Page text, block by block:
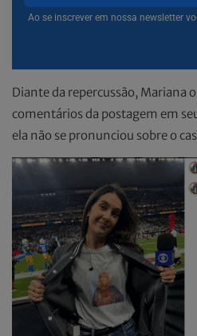
Ao se inscrever em nossa newsletter
Diante da repercussão, Mariana
comentários da postagem em
ela não se pronunciou sobre o